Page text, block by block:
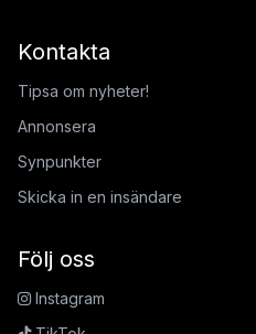
Kontakta
Tipsa om nyheter!
Annonsera
Synpunkter
Skicka in en insändare
Följ oss
Instagram